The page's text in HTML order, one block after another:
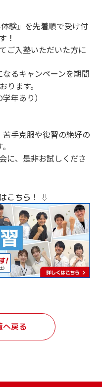
験』を先着順で受け付
！
ご入塾いただいた方に
なるキャンペーンを期間
ります。
年あり）
手克服や復習の絶好の
に、是非お試しくださ
こちら！ ⇩
へ戻る